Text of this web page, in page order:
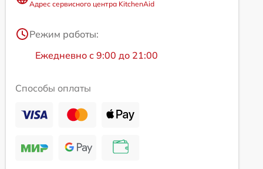
Адрес сервисного центра KitchenAid
Режим работы:
Ежедневно с 9:00 до 21:00
Способы оплаты